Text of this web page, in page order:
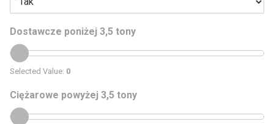
Dostawcze poniżej 3,5 tony
Selected Value: 0
Ciężarowe powyżej 3,5 tony